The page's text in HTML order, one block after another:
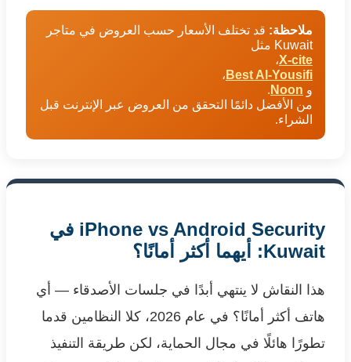
ملاحظة: قد تختلف الأسعار حسب العروض في متاجر
Kuwait مثل
X-cite،
Best Al-Yousifi ،
و Noon
.
من الأفضل دائمًا التحقق من العروض عبر الإنترنت قبل
الشراء.
iPhone vs Android Security في
Kuwait: أيهما أكثر أمانًا؟
هذا النقاش لا ينتهي أبدًا في جلسات الأصدقاء — أي
هاتف أكثر أمانًا؟ في عام 2026، كلا النظامين قدما
تطورًا هائلًا في مجال الحماية، لكن طريقة التنفيذ